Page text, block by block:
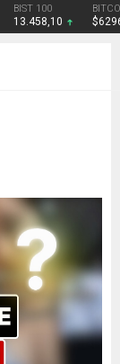
BITCOIN
$62967